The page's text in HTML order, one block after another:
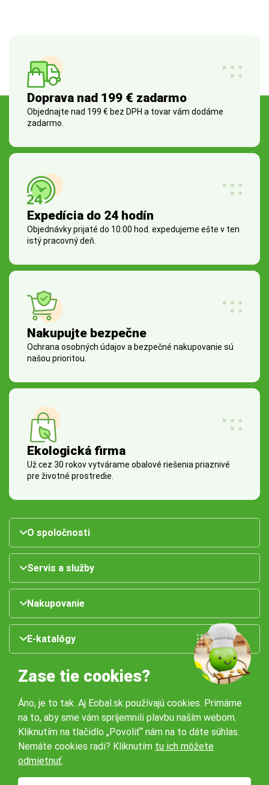
Doprava nad 199 € zadarmo
Objednajte nad 199 € bez DPH a tovar vám dodáme
zadarmo.
Expedícia do 24 hodín
Objednávky prijaté do 10:00 hod. expedujeme ešte v ten
istý pracovný deň.
Nakupujte bezpečne
Ochrana osobných údajov a bezpečné nakupovanie sú
našou prioritou.
Ekologická firma
Už cez 30 rokov vytvárame obalové riešenia priaznivé
pre životné prostredie.
O spoločnosti
Servis a služby
Nakupovanie
E-katalógy
Naše pobočky:
Obchodné podmienky
Zase tie cookies?
Áno, je to tak. Aj Eobal.sk používajú cookies. Primárne
na to, aby sme vám spríjemnili plavbu naším webom.
Kliknutím na tlačidlo „Povoliť“ nám na to dáte súhlas.
Nemáte cookies radi? Kliknutím tu ich môžete
odmietnuť.